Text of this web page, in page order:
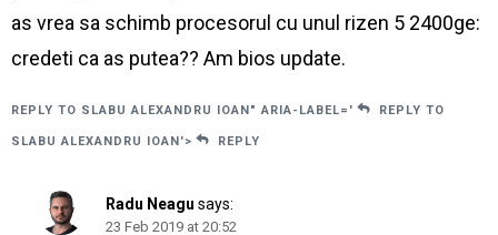
as vrea sa schimb procesorul cu unul rizen 5 2400ge:
credeti ca as putea?? Am bios update.
REPLY TO SLABU ALEXANDRU IOAN" ARIA-LABEL=' REPLY TO
SLABU ALEXANDRU IOAN'> REPLY
Radu Neagu says:
23 Feb 2019 at 20:52